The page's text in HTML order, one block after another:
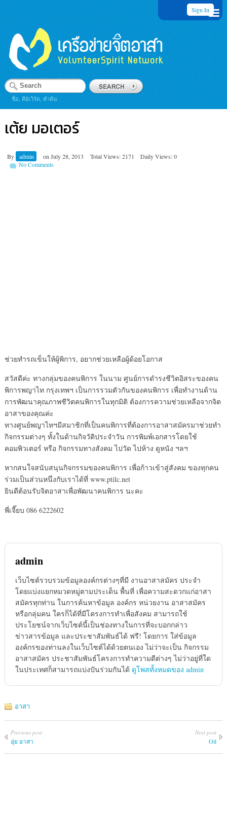
Sign In
ชื่อ, คีย์เวิร์ด, คำค้น
เต้ย มอเตอร์
By admin on July 28, 2013 Total Views: 2171
Daily Views: 0
No Comments
ช่วยทำรถเข็นให้ผู้พิการ, อยากช่วยเหลือผู้ด้อยโอกาส
สวัสดีค่ะ ทางกลุ่มของคนพิการ ในนาม ศูนย์การดำรงชีวิตอิสระของคน
พิการพญาไท กรุงเทพฯ เป็นการรวมตัวกันของคนพิการ เพื่อทำงานด้าน
การพัฒนาคุณภาพชีวิตคนพิการในทุกมิติ ต้องการความช่วยเหลือจากจิต
อาสาของคุณค่ะ
ทางศูนย์พญาไทฯมีสมาชิกที่เป็นคนพิการที่ต้องการอาสาสมัครมาช่วยทำ
กิจกรรมต่างๆ ทั้งในด้านกิจวัติประจำวัน การพิมพ์เอกสารโดยใช้
คอมพิวเตอร์ หรือ กิจกรรมทางสังคม ไปวัด ไปห้าง ดูหนัง ฯลฯ
หากสนใจสนับสนุนกิจกรรมของคนพิการ เพื่อก้าวเข้าสู่สังคม ของทุกคน
ร่วมเป็นส่วนหนึ่งกับเราได้ที่ www.ptilc.net
ยินดีต้อนรับจิตอาสาเพื่อพัฒนาคนพิการ นะคะ
พี่เจี๊ยบ 086 6222602
admin
เว็บไซต์รวบรวมข้อมูลองค์กรต่างๆที่มี งานอาสาสมัคร ประจำ
โดยแบ่งแยกหมวดหมู่ตามประเด็น พื้นที่ เพื่อความสะดวกแก่อาสา
สมัครทุกท่าน ในการค้นหาข้อมูล องค์กร หน่วยงาน อาสาสมัคร
หรือกลุ่มคน ใครก็ได้ที่มีโครงการทำเพื่อสังคม สามารถใช้
ประโยชน์จากเว็บไซต์นี้เป็นช่องทางในการที่จะบอกกล่าว
ข่าวสารข้อมูล และประชาสัมพันธ์ได้ ฟรี! โดยการ ใส่ข้อมูล
องค์กรของท่านลงในเว็บไซต์ได้ด้วยตนเอง ไม่ว่าจะเป็น กิจกรรม
อาสาสมัคร ประชาสัมพันธ์โครงการทำความดีต่างๆ ไม่ว่าอยู่ที่ใด
ในประเทศก็สามารถแบ่งปันร่วมกันได้ ดูโพสทั้งหมดของ admin
อาสา
Previous post
อุ่ย อาสา
Next post
Oil